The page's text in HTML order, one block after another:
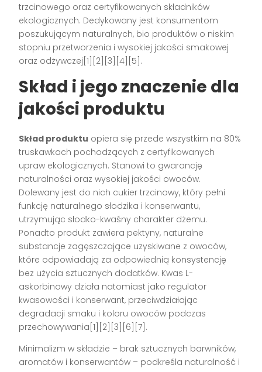
trzcinowego oraz certyfikowanych składników
ekologicznych. Dedykowany jest konsumentom
poszukującym naturalnych, bio produktów o niskim
stopniu przetworzenia i wysokiej jakości smakowej
oraz odżywczej[1][2][3][4][5].
Skład i jego znaczenie dla
jakości produktu
Skład produktu opiera się przede wszystkim na 80%
truskawkach pochodzących z certyfikowanych
upraw ekologicznych. Stanowi to gwarancję
naturalności oraz wysokiej jakości owoców.
Dolewany jest do nich cukier trzcinowy, który pełni
funkcję naturalnego słodzika i konserwantu,
utrzymując słodko-kwaśny charakter dżemu.
Ponadto produkt zawiera pektyny, naturalne
substancje zagęszczające uzyskiwane z owoców,
które odpowiadają za odpowiednią konsystencję
bez użycia sztucznych dodatków. Kwas L-
askorbinowy działa natomiast jako regulator
kwasowości i konserwant, przeciwdziałając
degradacji smaku i koloru owoców podczas
przechowywania[1][2][3][6][7].
Minimalizm w składzie – brak sztucznych barwników,
aromatów i konserwantów – podkreśla naturalność i